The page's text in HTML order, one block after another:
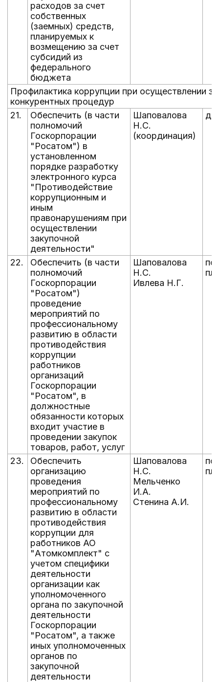
расходов за счет
собственных
(заемных) средств,
планируемых к
возмещению за счет
субсидий из
федерального
бюджета
Профилактика коррупции при осуществлении
конкурентных процедур
21.
Обеспечить (в части
полномочий
Госкорпорации
"Росатом") в
установленном
порядке разработку
электронного курса
"Противодействие
коррупционным и
иным
правонарушениям при
осуществлении
закупочной
деятельности"
Шаповалова
Н.С.
(координация)
до
22.
Обеспечить (в части
полномочий
Госкорпорации
"Росатом")
проведение
мероприятий по
профессиональному
развитию в области
противодействия
коррупции
работников
организаций
Госкорпорации
"Росатом", в
должностные
обязанности которых
входит участие в
проведении закупок
товаров, работ, услуг
Шаповалова
Н.С.
Ивлева Н.Г.
по
23.
Обеспечить
организацию
проведения
мероприятий по
профессиональному
развитию в области
противодействия
коррупции для
работников АО
"Атомкомплект" с
учетом специфики
деятельности
организации как
уполномоченного
органа по закупочной
деятельности
Госкорпорации
"Росатом", а также
иных уполномоченных
органов по
закупочной
деятельности
Шаповалова
Н.С.
Мельченко
И.А.
Стенина А.И.
по